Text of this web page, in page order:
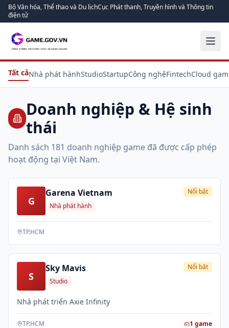
Bộ Văn hóa, Thể thao và Du lịchCục Phát thanh, Truyền hình và Thông tin
điện tử
Tất cảNhà phát hànhStudioStartupCông nghệFintechCloud
Doanh nghiệp & Hệ sinh
thái
Danh sách 181 doanh nghiệp game đã được cấp phép
hoạt động tại Việt Nam.
G
Garena Vietnam
Nhà phát hành
Nổi bật
TP.HCM
S
Sky Mavis
Studio
Nổi bật
Nhà phát triển Axie Infinity
TP.HCM 1 game